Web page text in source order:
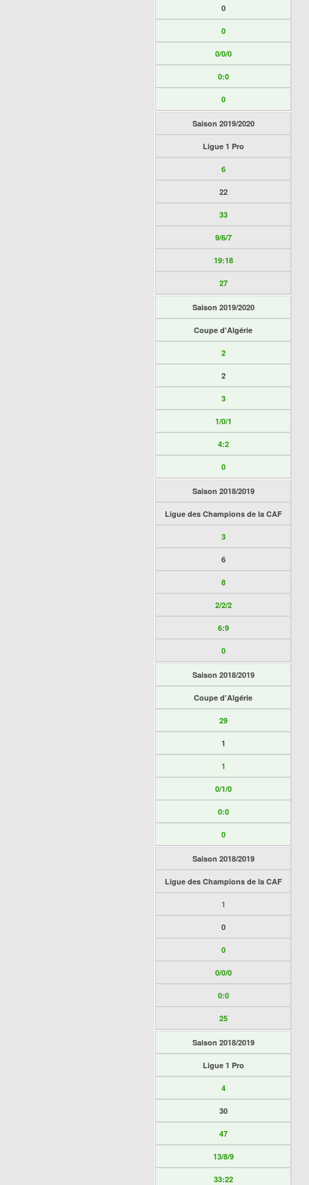
0
0
0/0/0
0:0
0
Saison 2019/2020
Ligue 1 Pro
6
22
33
9/6/7
19:18
27
Saison 2019/2020
Coupe d'Algérie
2
2
3
1/0/1
4:2
0
Saison 2018/2019
Ligue des Champions de la CAF
3
6
8
2/2/2
6:9
0
Saison 2018/2019
Coupe d'Algérie
29
1
1
0/1/0
0:0
0
Saison 2018/2019
Ligue des Champions de la CAF
1
0
0
0/0/0
0:0
25
Saison 2018/2019
Ligue 1 Pro
4
30
47
13/8/9
33:22